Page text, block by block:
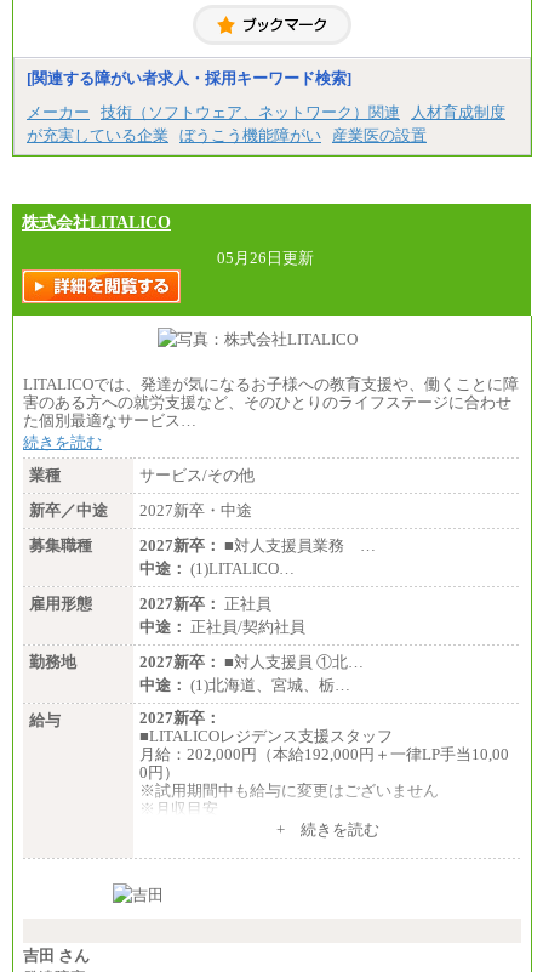
＜募集各社・全職種共通＞
月給21万円以上～
※試用期間中の給与に変更はありません。
ます。
[関連する障がい者求人・採用キーワード検索]
メーカー
技術（ソフトウェア、ネットワーク）関連
人材育成制度
が充実している企業
ぼうこう機能障がい 産業医の設置
株式会社LITALICO
05月26日更新
LITALICOでは、発達が気になるお子様への教育支援や、働くことに障
害のある方への就労支援など、そのひとりのライフステージに合わせ
た個別最適なサービス…
続きを読む
業種
サービス/その他
新卒／中途
2027新卒・中途
募集職種
2027新卒： ■対人支援員業務 …
中途： (1)LITALICO…
雇用形態
2027新卒： 正社員
中途： 正社員/契約社員
勤務地
2027新卒： ■対人支援員 ①北…
中途： (1)北海道、宮城、栃…
給与
2027新卒：
■LITALICOレジデンス支援スタッフ
月給：202,000円（本給192,000円＋一律LP手当10,00
0円）
※試用期間中も給与に変更はございません
※月収目安
夜勤回数により変動
条件あり）
+ 続きを読む
吉田 さん